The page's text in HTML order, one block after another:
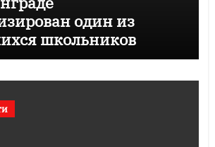
один из
школьников